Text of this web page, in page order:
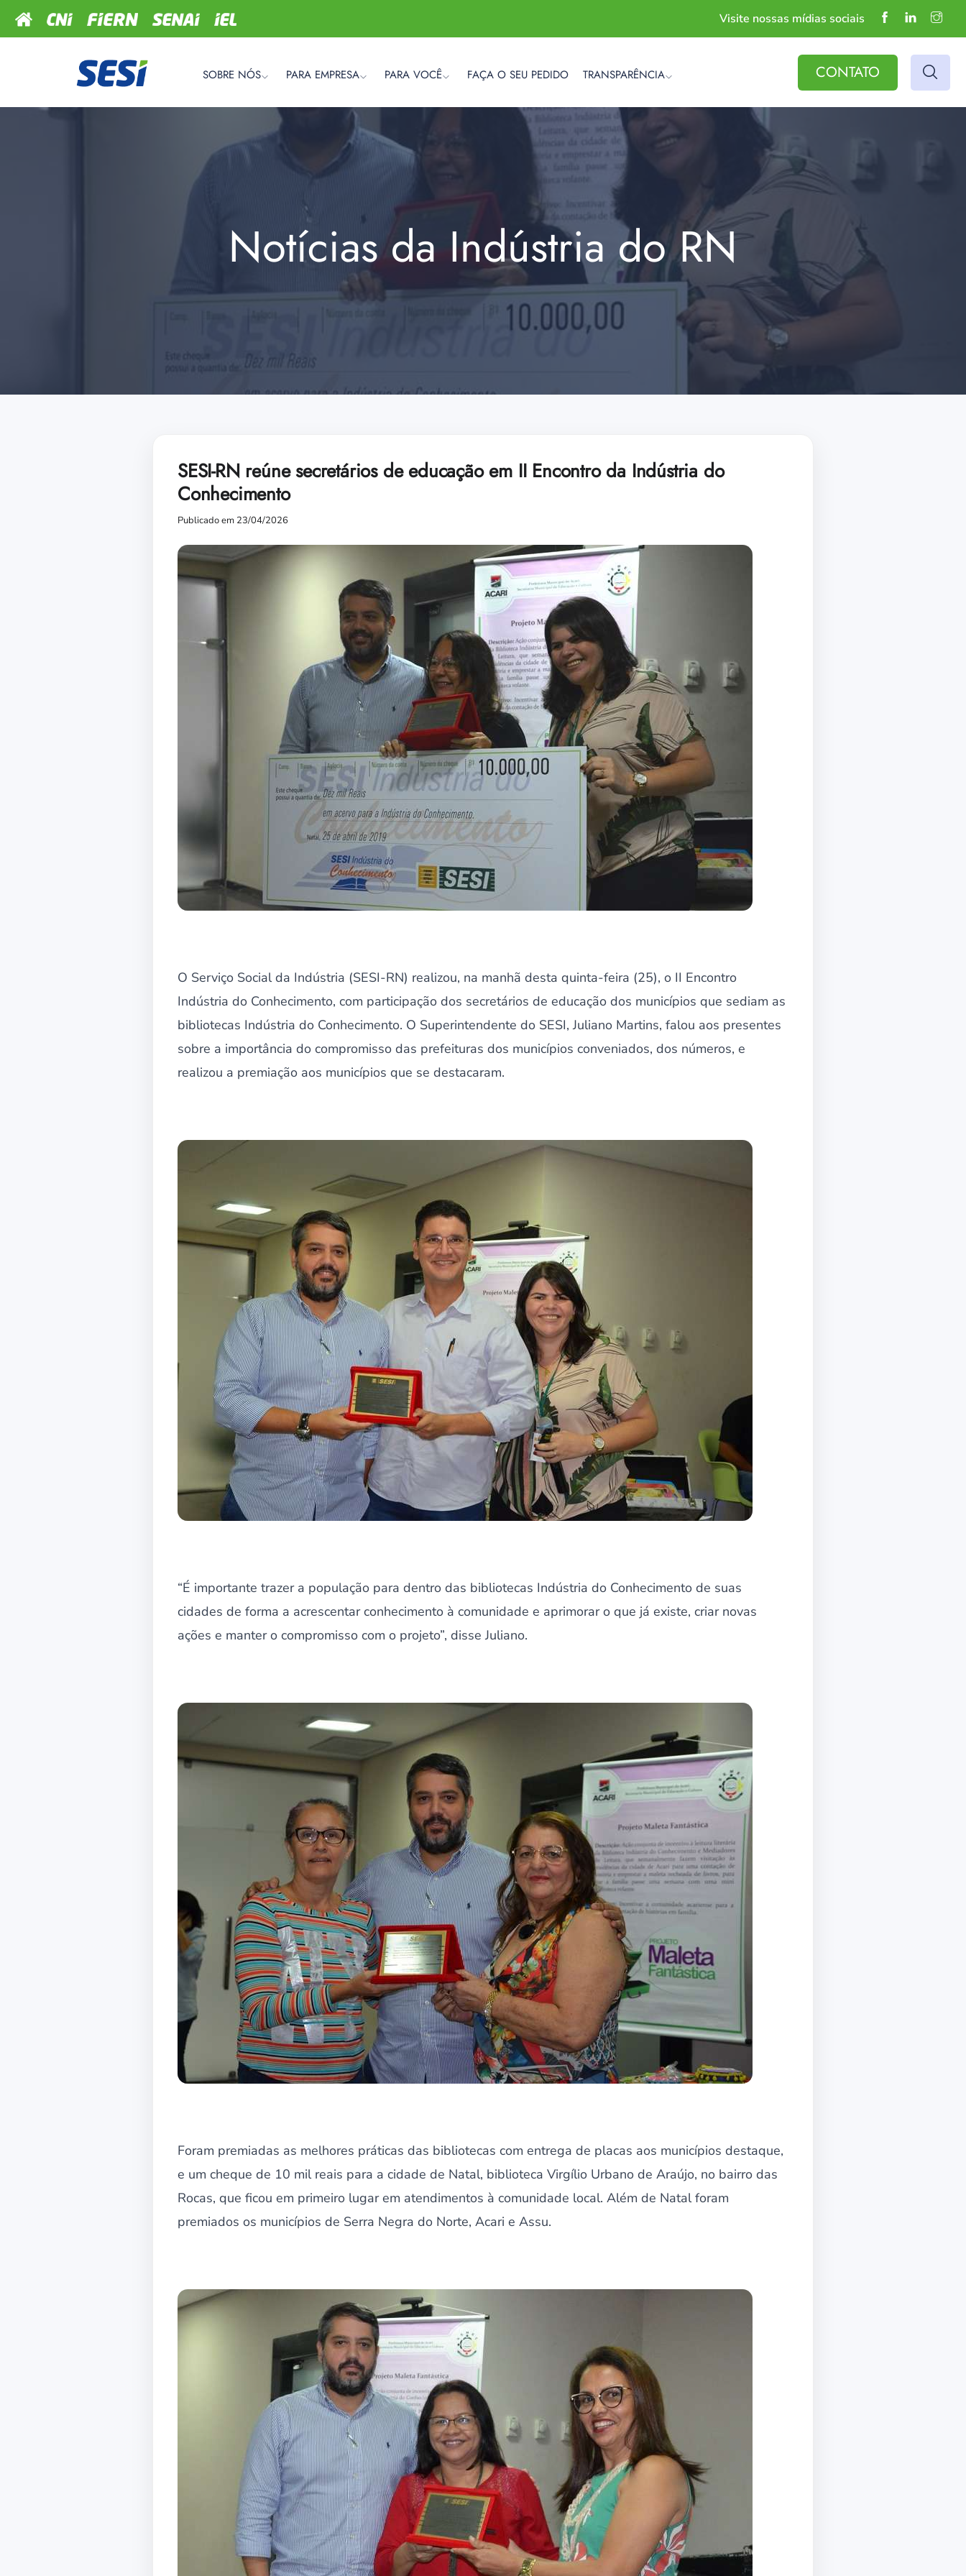
Visite nossas mídias sociais
SOBRE NÓS PARA EMPRESA PARA VOCÊ FAÇA O SEU PEDIDO TRANSPARÊNCIA CONTATO
Notícias da Indústria do RN
SESI-RN reúne secretários de educação em II Encontro da Indústria do
Conhecimento
Publicado em 23/04/2026
O Serviço Social da Indústria (SESI-RN) realizou, na manhã desta quinta-feira (25), o II Encontro
Indústria do Conhecimento, com participação dos secretários de educação dos municípios que sediam as
bibliotecas Indústria do Conhecimento. O Superintendente do SESI, Juliano Martins, falou aos presentes
sobre a importância do compromisso das prefeituras dos municípios conveniados, dos números, e
realizou a premiação aos municípios que se destacaram.
“É importante trazer a população para dentro das bibliotecas Indústria do Conhecimento de suas
cidades de forma a acrescentar conhecimento à comunidade e aprimorar o que já existe, criar novas
ações e manter o compromisso com o projeto”, disse Juliano.
Foram premiadas as melhores práticas das bibliotecas com entrega de placas aos municípios destaque,
e um cheque de 10 mil reais para a cidade de Natal, biblioteca Virgílio Urbano de Araújo, no bairro das
Rocas, que ficou em primeiro lugar em atendimentos à comunidade local. Além de Natal foram
premiados os municípios de Serra Negra do Norte, Acari e Assu.